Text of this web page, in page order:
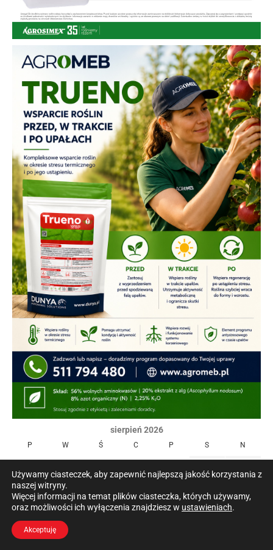
sierpień 2026
P W Ś C P S N
1
3
4 5 6 7 8
9
10
11
17
18
Używamy ciasteczek, aby zapewnić najlepszą jakość korzystania z
naszej witryny.
Więcej informacji na temat plików ciasteczka, których używamy,
oraz możliwości ich wyłączenia znajdziesz w ustawieniach.
Akceptuję